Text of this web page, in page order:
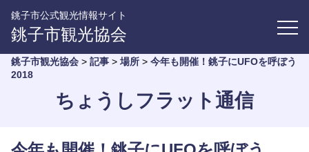
銚子市公式観光情報サイト
銚子市観光協会
銚子市観光協会 > 記事 > 場所 > 今年も開催！銚子にUFOを呼ぼう
2018
ちょうしフラット通信